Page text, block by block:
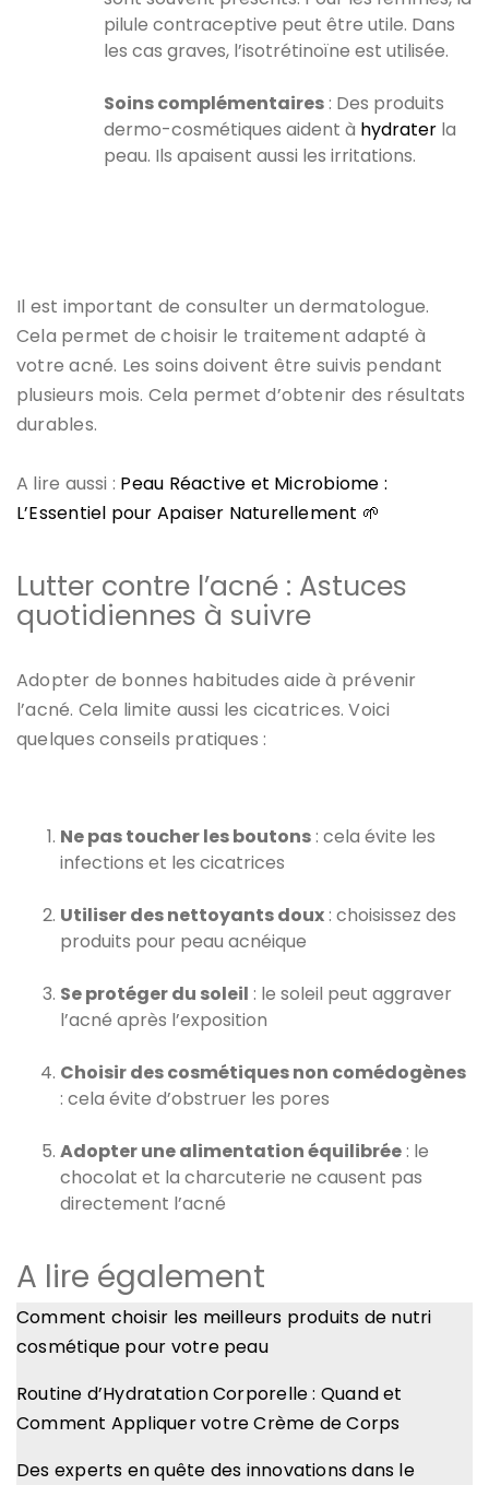
pilule contraceptive peut être utile. Dans
les cas graves, l’isotrétinoïne est utilisée.
Soins complémentaires : Des produits
dermo-cosmétiques aident à hydrater la
peau. Ils apaisent aussi les irritations.
Il est important de consulter un dermatologue.
Cela permet de choisir le traitement adapté à
votre acné. Les soins doivent être suivis pendant
plusieurs mois. Cela permet d’obtenir des résultats
durables.
A lire aussi : Peau Réactive et Microbiome :
L’Essentiel pour Apaiser Naturellement 🌱
Lutter contre l’acné : Astuces
quotidiennes à suivre
Adopter de bonnes habitudes aide à prévenir
l’acné. Cela limite aussi les cicatrices. Voici
quelques conseils pratiques :
Ne pas toucher les boutons : cela évite les
infections et les cicatrices
Utiliser des nettoyants doux : choisissez des
produits pour peau acnéique
Se protéger du soleil : le soleil peut aggraver
l’acné après l’exposition
Choisir des cosmétiques non comédogènes
: cela évite d’obstruer les pores
Adopter une alimentation équilibrée : le
chocolat et la charcuterie ne causent pas
directement l’acné
A lire également
Comment choisir les meilleurs produits de nutri
cosmétique pour votre peau
Routine d’Hydratation Corporelle : Quand et
Comment Appliquer votre Crème de Corps
Des experts en quête des innovations dans le